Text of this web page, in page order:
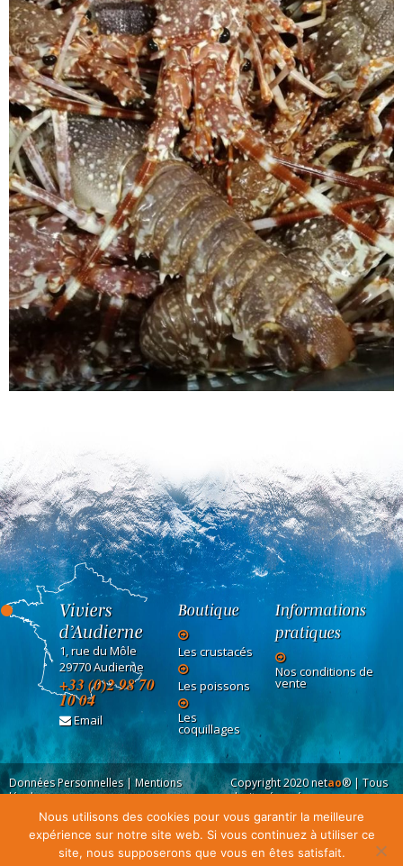
Viviers
d’Audierne
1, rue du Môle
29770 Audierne
+33 (0)2 98 70
10 04
Email
Boutique
Les crustacés
Les poissons
Les
coquillages
Informations
pratiques
Nos conditions de
vente
Données Personnelles| Mentions
légales
Copyright 2020netao®| Tous
droits réservés
Nous utilisons des cookies pour vous garantir la meilleure
expérience sur notre site web. Si vous continuez à utiliser ce
site, nous supposerons que vous en êtes satisfait.